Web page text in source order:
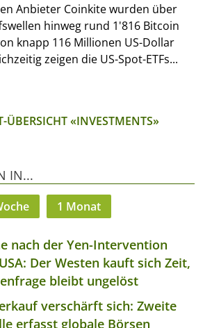
Anbieter Coinkite wurden über
hinweg rund 1'816 Bitcoin
knapp 116 Millionen US-Dollar
zeigen die US-Spot-ETFs...
ÜBERSICHT «INVESTMENTS»
IN...
1 Monat
nach der Yen-Intervention
Der Westen kauft sich Zeit,
bleibt ungelöst
verschärft sich: Zweite
erfasst globale Börsen